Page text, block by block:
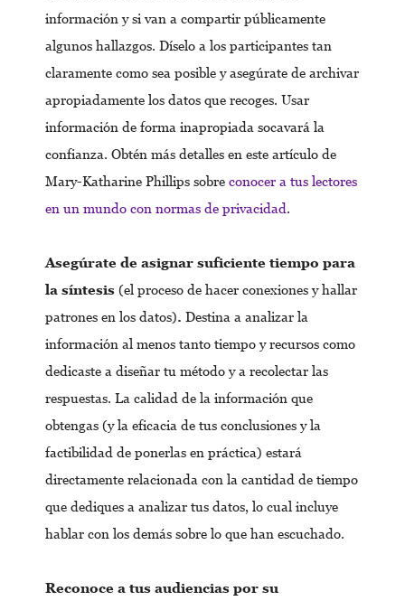
información y si van a compartir públicamente
algunos hallazgos. Díselo a los participantes tan
claramente como sea posible y asegúrate de archivar
apropiadamente los datos que recoges. Usar
información de forma inapropiada socavará la
confianza. Obtén más detalles en este artículo de
Mary-Katharine Phillips sobre conocer a tus lectores
en un mundo con normas de privacidad.
Asegúrate de asignar suficiente tiempo para
la síntesis (el proceso de hacer conexiones y hallar
patrones en los datos). Destina a analizar la
información al menos tanto tiempo y recursos como
dedicaste a diseñar tu método y a recolectar las
respuestas. La calidad de la información que
obtengas (y la eficacia de tus conclusiones y la
factibilidad de ponerlas en práctica) estará
directamente relacionada con la cantidad de tiempo
que dediques a analizar tus datos, lo cual incluye
hablar con los demás sobre lo que han escuchado.
Reconoce a tus audiencias por su